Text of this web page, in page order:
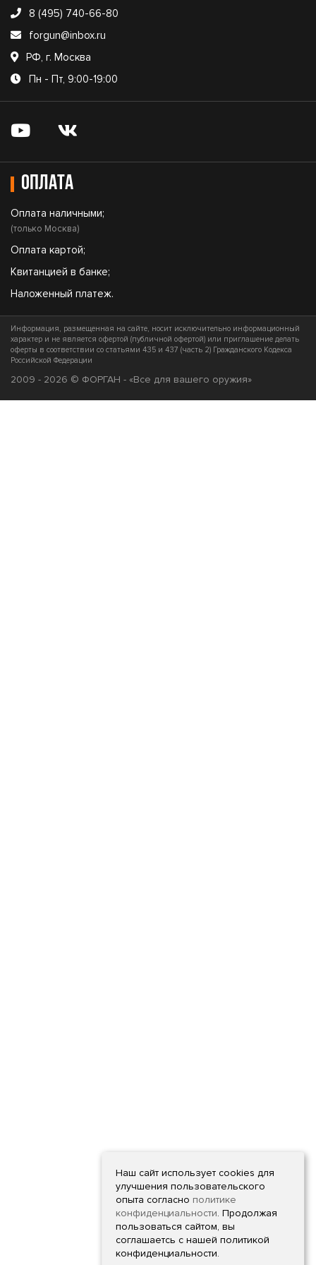
8 (495) 740-66-80
forgun@inbox.ru
РФ, г. Москва
Пн - Пт, 9:00-19:00
Оплата
Оплата наличными;
(только Москва)
Оплата картой;
Квитанцией в банке;
Наложенный платеж.
Информация, размещенная на сайте, носит исключительно информационный
характер и не является офертой (публичной офертой) или приглашение делать
оферты в соответствии со статьями 435 и 437 (часть 2) Гражданского Кодекса
Российской Федерации
2009 - 2026 © ФОРГАН - «Все для вашего оружия»
Наш сайт использует cookies для
улучшения пользовательского
опыта согласно политике
конфиденциальности. Продолжая
пользоваться сайтом, вы
соглашаетсь с нашей политикой
конфиденциальности.